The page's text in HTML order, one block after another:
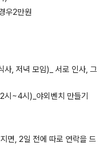
우2만원
, 저녁 모임)_ 서로 인사, 그
~4시)_야외벤치 만들기
면, 2일 전에 따로 연락을 드